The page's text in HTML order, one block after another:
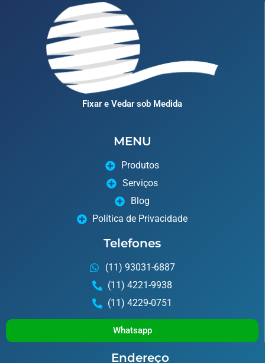
Fixar e Vedar sob Medida
MENU
Produtos
Serviços
Blog
Política de Privacidade
Telefones
(11) 93031-6887
(11) 4221-9938
(11) 4229-0751
Whatsapp
Endereço